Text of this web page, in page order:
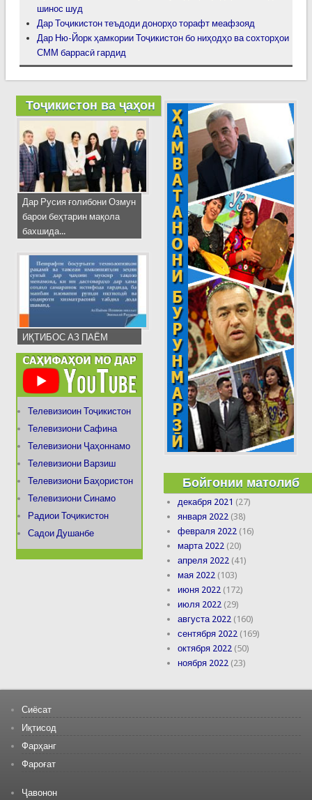
шинос шуд
Дар Тоҷикистон теъдоди донорҳо торафт меафзояд
Дар Ню-Йорк ҳамкории Тоҷикистон бо ниҳодҳо ва сохторҳои
СММ баррасӣ гардид
Тоҷикистон ва ҷаҳон
Дар Русия ғолибони Озмун
барои беҳтарин мақола
бахшида...
ИҚТИБОС АЗ ПАЁМ
Телевизиоин Тоҷикистон
Телевизиони Сафина
Телевизиони Ҷаҳоннамо
Телевизиони Варзиш
Телевизиони Баҳористон
Телевизиони Синамо
Радиои Тоҷикистон
Садои Душанбе
Бойгонии матолиб
декабря 2021 (27)
января 2022 (38)
февраля 2022 (16)
марта 2022 (20)
апреля 2022 (41)
мая 2022 (103)
июня 2022 (172)
июля 2022 (29)
августа 2022 (160)
сентября 2022 (169)
октября 2022 (50)
ноября 2022 (23)
Сиёсат
Иқтисод
Фарҳанг
Фароғат
Ҷавонон